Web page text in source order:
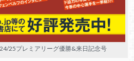
25プレミアリーグ優勝&来日記念号